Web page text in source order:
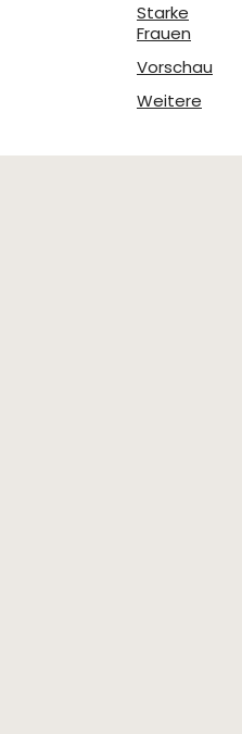
Starke
Frauen
Vorschau
Weitere